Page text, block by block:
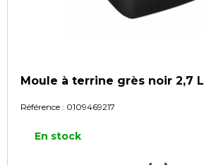
Moule à terrine grès noir 2,7 L
Référence : 0109469217
En stock